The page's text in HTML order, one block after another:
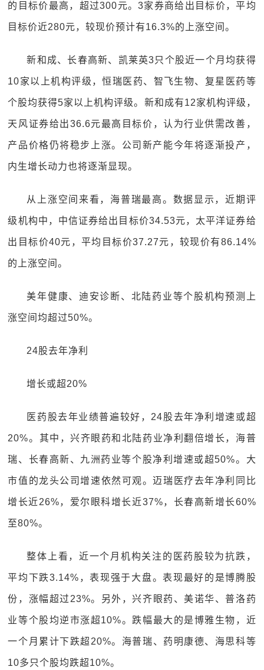
的目标价最高，超过300元。3家券商给出目标价，平均
目标价近280元，较现价预计有16.3%的上涨空间。
新和成、长春高新、凯莱英3只个股近一个月均获得
10家以上机构评级，恒瑞医药、智飞生物、复星医药等
个股均获得5家以上机构评级。新和成有12家机构评级，
天风证券给出36.6元最高目标价，认为行业供需改善，
产品价格仍将稳步上涨。公司新产能今年将逐渐投产，
内生增长动力也将逐渐显现。
从上涨空间来看，海普瑞最高。数据显示，近期评
级机构中，中信证券给出目标价34.53元，太平洋证券给
出目标价40元，平均目标价37.27元，较现价有86.14%
的上涨空间。
美年健康、迪安诊断、北陆药业等个股机构预测上
涨空间均超过50%。
24股去年净利
增长或超20%
医药股去年业绩普遍较好，24股去年净利增速或超
20%。其中，兴齐眼药和北陆药业净利翻倍增长，海普
瑞、长春高新、九洲药业等个股净利增速或超50%。大
市值的龙头公司增速依然可观。迈瑞医疗去年净利同比
增长近26%，爱尔眼科增长近37%，长春高新增长60%
至80%。
整体上看，近一个月机构关注的医药股较为抗跌，
平均下跌3.14%，表现强于大盘。表现最好的是博腾股
份，涨幅超过23%。另外，兴齐眼药、美诺华、普洛药
业等个股均逆市涨超10%。跌幅最大的是博雅生物，近
一个月累计下跌超20%。海普瑞、药明康德、海思科等
10多只个股均跌超10%。